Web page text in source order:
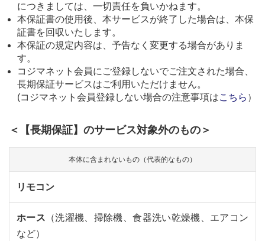
につきましては、一切責任を負いかねます。
本保証書の使用後、本サービスが終了した場合は、本保
証書を回収いたします。
本保証の規定内容は、予告なく変更する場合がありま
す。
コジマネット会員にご登録しないでご注文された場合、
長期保証サービスはご利用いただけません。
(コジマネット会員登録しない場合の注意事項はこちら ）
＜【長期保証】のサービス対象外のもの＞
本体に含まれないもの（代表的なもの）
リモコン
ホース （洗濯機、掃除機、食器洗い乾燥機、エアコン
など）